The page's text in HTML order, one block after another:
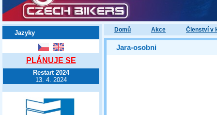
Domů Akce Členství v
Jazyky
PLÁNUJE SE
Restart 2024
13. 4. 2024
Jara-osobni